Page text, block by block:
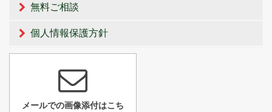
無料ご相談
個人情報保護方針
メールでの画像添付はこち